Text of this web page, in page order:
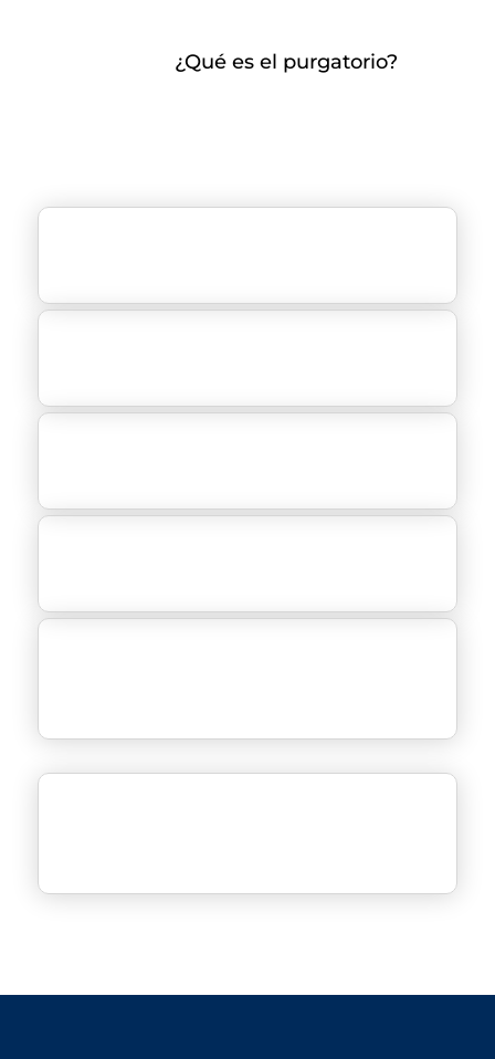
¿Qué es el purgatorio?